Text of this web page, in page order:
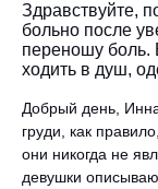
Здравствуйте,
больно после
переношу боль.
ходить в душ,
Добрый день,
груди, как
они никогда не
девушки